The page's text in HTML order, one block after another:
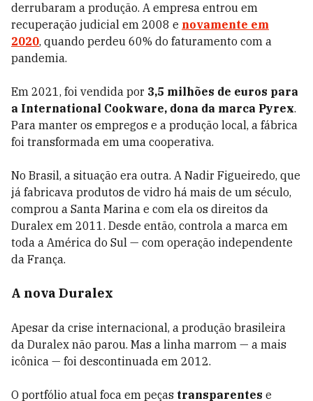
derrubaram a produção. A empresa entrou em
recuperação judicial em 2008 e novamente em
2020, quando perdeu 60% do faturamento com a
pandemia.
Em 2021, foi vendida por 3,5 milhões de euros para
a International Cookware, dona da marca Pyrex.
Para manter os empregos e a produção local, a fábrica
foi transformada em uma cooperativa.
No Brasil, a situação era outra. A Nadir Figueiredo, que
já fabricava produtos de vidro há mais de um século,
comprou a Santa Marina e com ela os direitos da
Duralex em 2011. Desde então, controla a marca em
toda a América do Sul — com operação independente
da França.
A nova Duralex
Apesar da crise internacional, a produção brasileira
da Duralex não parou. Mas a linha marrom — a mais
icônica — foi descontinuada em 2012.
O portfólio atual foca em peças transparentes e